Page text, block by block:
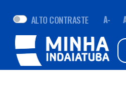
ALTO CONTRASTE A-